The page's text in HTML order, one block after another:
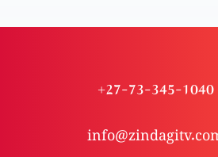
دیتا ہے؟
+27-73-345-1040